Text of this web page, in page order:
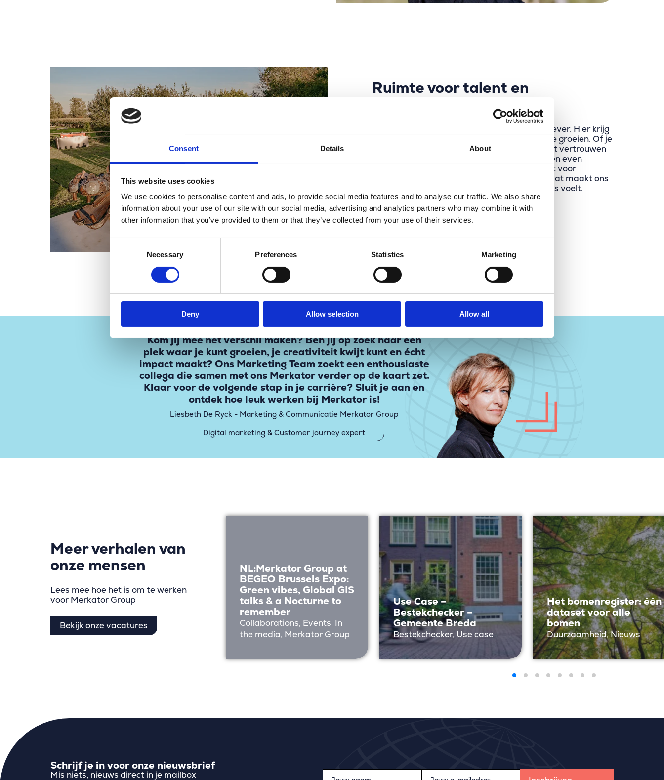
Consent Details About
This website uses cookies
We use cookies to personalise content and ads, to provide social media features and to analyse our traffic. We also share
information about your use of our site with our social media, advertising and analytics partners who may combine it with
other information that you’ve provided to them or that they’ve collected from your use of their services.
Necessary Preferences Statistics Marketing
Deny Allow selection Allow all
Ruimte voor talent en
Merkator is meer dan een innovatieve werkgever. Hier krijg
je de ruimte om je talenten te ontdekken en te groeien. Of je
nu net begint of al jaren ervaring hebt, je krijgt vertrouwen
én verantwoordelijkheid. En wanneer het leven even
tegenzit, merk je pas echt dat Merkator staat voor
menselijkheid. Collega’s zijn er voor elkaar – dat maakt ons
een people-centric organisatie waar je je thuis voelt.
Kom jij mee het verschil maken? Ben jij op zoek naar een
plek waar je kunt groeien, je creativiteit kwijt kunt en écht
impact maakt? Ons Marketing Team zoekt een enthousiaste
collega die samen met ons Merkator verder op de kaart zet.
Klaar voor de volgende stap in je carrière? Sluit je aan en
ontdek hoe leuk werken bij Merkator is!
Liesbeth De Ryck - Marketing & Communicatie Merkator Group
Digital marketing & Customer journey expert
Meer verhalen van
onze mensen
Lees mee hoe het is om te werken
voor Merkator Group
Bekijk onze vacatures
NL:Merkator Group at
BEGEO Brussels Expo:
Green vibes, Global GIS
talks & a Nocturne to
remember
Collaborations, Events, In
the media, Merkator Group
Use Case –
Bestekchecker –
Gemeente Breda
Bestekchecker, Use case
Het bomenregister: één
dataset voor alle
bomen
Duurzaamheid, Nieuws
Schrijf je in voor onze nieuwsbrief
Mis niets, nieuws direct in je mailbox